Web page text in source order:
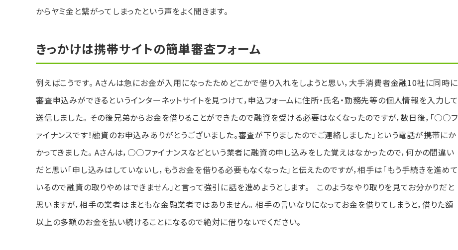
からヤミ金と繋がってしまったという声をよく聞きます。
きっかけは携帯サイトの簡単審査フォーム
例えばこうです。 Aさんは急にお金が入用になったためどこかで借り入れをしようと思い，大手消費者金融10社に同時に
審査申込みができるというインターネットサイトを見つけて，申込フォームに住所・氏名・勤務先等の個人情報を入力して
送信しました。 その後兄弟からお金を借りることができたので融資を受ける必要はなくなったのですが，数日後，「○○フ
ァイナンスです！融資のお申込みありがとうございました。審査が下りましたのでご連絡しました」という電話が携帯にか
かってきました。 Aさんは，○○ファイナンスなどという業者に融資の申し込みをした覚えはなかったので，何かの間違い
だと思い「申し込みはしていないし，もうお金を借りる必要もなくなった」と伝えたのですが，相手は「もう手続きを進めて
いるので融資の取りやめはできません」と言って強引に話を進めようとします。 このようなやり取りを見てお分かりだと
思いますが，相手の業者はまともな金融業者ではありません。 相手の言いなりになってお金を借りてしまうと，借りた額
以上の多額のお金を払い続けることになるので絶対に借りないでください。